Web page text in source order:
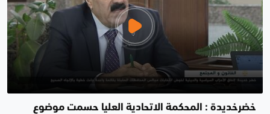
خضرخديدة : المحكمة الاتحادية العليا حسمت موضوع